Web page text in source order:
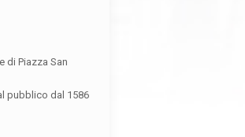
di Piazza San
pubblico dal 1586